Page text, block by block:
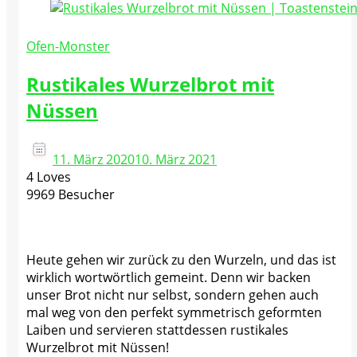
Ofen-Monster
Rustikales Wurzelbrot mit
Nüssen
11. März 202010. März 2021
4 Loves
9969 Besucher
Heute gehen wir zurück zu den Wurzeln, und das ist
wirklich wortwörtlich gemeint. Denn wir backen
unser Brot nicht nur selbst, sondern gehen auch
mal weg von den perfekt symmetrisch geformten
Laiben und servieren stattdessen rustikales
Wurzelbrot mit Nüssen!